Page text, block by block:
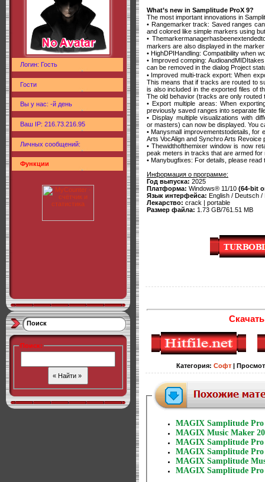
Логин: Гость
Гости
Вы у нас: -й день
Ваш IP: 216.73.216.95
Личных сообщений:
Функции
Поиск
Поиск:
What’s new in Samplitude ProX 9?
The most important innovations in
• Rangemarker track: Saved ranges
and colored like simple markers using
•
markers are also displayed in the
• HighDPIHandling: Compatibility when
• Improved comping:
can be removed in the dialog Project
• Improved multi-track export: When
This means that if tracks are routed to
is also included in the exported files of
The old behavior (tracks are only routed
• Export multiple areas: When
previously saved ranges into separate
• Display multiple visualizations with
or masters) can now be displayed. You
• Manysmall improvementstodetails, for
Arts VocAlign and Synchro Arts
• Thewidthofthemixer window is now
peak meters in tracks that are armed
• Manybugfixes: For details, please
Информация о программе:
Год выпуска: 2025
Платформа: Windows® 11/10 (64-bit
Язык интерфейса: English / Deutsch /
Лекарство: crack | portable
Размер файла: 1.73 GB/761.51 MB
Категория: Софт
MAGIX Samplitude Pro
MAGIX Music Maker
MAGIX Samplitude Pro
MAGIX Samplitude Pro
MAGIX Samplitude
MAGIX Samplitude Pro